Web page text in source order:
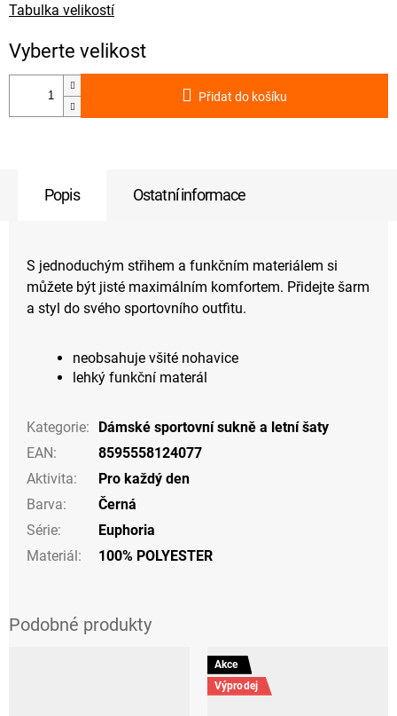
Tabulka velikostí
Přidat do košíku
Popis Ostatní informace
S jednoduchým střihem a funkčním materiálem si
můžete být jisté maximálním komfortem. Přidejte šarm
a styl do svého sportovního outfitu.
neobsahuje všité nohavice
lehký funkční materál
Kategorie:
Dámské sportovní sukně a letní šaty
EAN:
8595558124077
Aktivita:
Pro každý den
Barva:
Černá
Série:
Euphoria
Materiál: 100% POLYESTER
Akce
Výprodej